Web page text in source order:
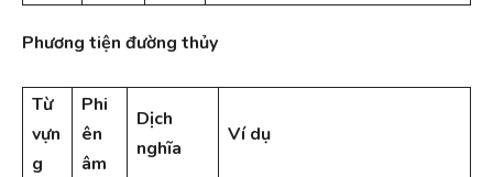
Phương tiện đường thủy
Từ
vựn
g
Phi
ên
âm
Dịch
nghĩa
Ví dụ